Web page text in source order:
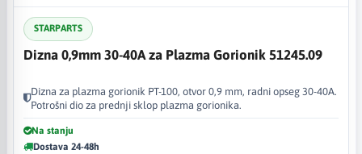
STARPARTS
Dizna 0,9mm 30-40A za Plazma Gorionik 51245.09
Dizna za plazma gorionik PT-100, otvor 0,9 mm, radni opseg 30-40A.
Potrošni dio za prednji sklop plazma gorionika.
Na stanju
Dostava 24-48h